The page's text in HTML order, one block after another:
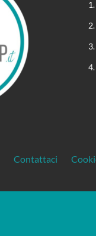
Contattaci